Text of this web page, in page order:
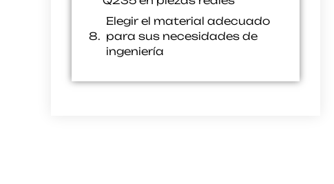
Elegir el material adecuado
para sus necesidades de
ingeniería